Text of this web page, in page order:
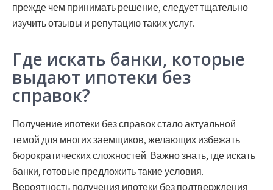
прежде чем принимать решение, следует тщательно
изучить отзывы и репутацию таких услуг.
Где искать банки, которые
выдают ипотеки без
справок?
Получение ипотеки без справок стало актуальной
темой для многих заемщиков, желающих избежать
бюрократических сложностей. Важно знать, где искать
банки, готовые предложить такие условия.
Вероятность получения ипотеки без подтверждения